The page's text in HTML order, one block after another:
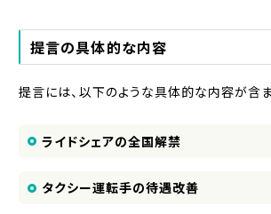
提言の具体的な内容
提言には、以下のような具体的な内容が含ま
ライドシェアの全国解禁
タクシー運転手の待遇改善